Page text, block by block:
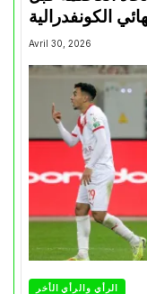
الكونفدرالية
Avril 30, 2026
الرأي والرأي الأخر